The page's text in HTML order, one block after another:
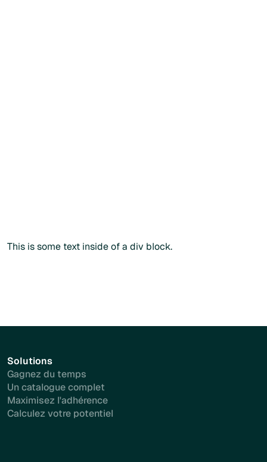
This is some text inside of a div block.
Solutions
Gagnez du temps
Un catalogue complet
Maximisez l'adhérence
Calculez votre potentiel